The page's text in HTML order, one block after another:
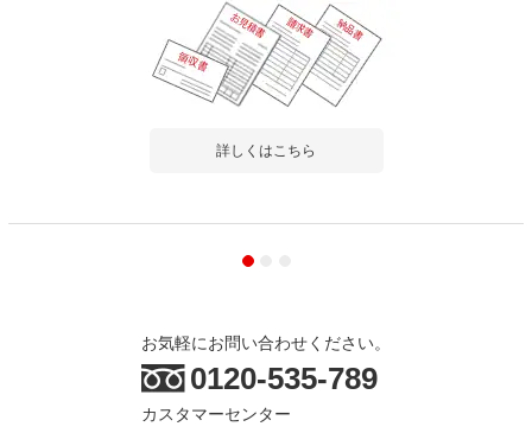
詳しくはこちら
お気軽にお問い合わせください。
0120-535-789
カスタマーセンター